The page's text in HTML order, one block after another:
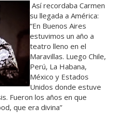
Así recordaba Carmen
su llegada a América:
“En Buenos Aires
estuvimos un año a
teatro lleno en el
Maravillas. Luego Chile,
Perú, La Habana,
México y Estados
Unidos donde estuve
Fueron los años en que
que era divina”